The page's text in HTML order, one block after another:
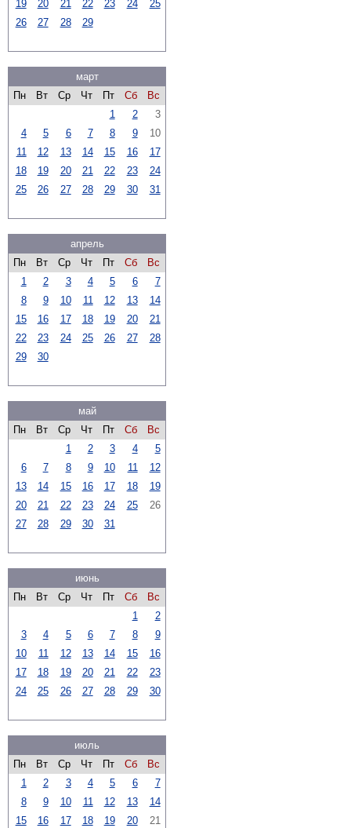
19 20 21 22 23 24
25
26
27 28 29
март
Пн
Вт Ср Чт Пт Сб
Вс
1
2
3
4
5 6 7 8 9
10
11
12 13 14 15 16
17
18
19 20 21 22 23
24
25
26 27 28 29 30 31
апрель
Пн
Вт Ср Чт Пт Сб
Вс
1
2 3 4 5 6
7
8
9 10 11 12 13
14
15
16 17 18 19 20
21
22
23 24 25 26 27
28
29
30
май
Пн
Вт Ср Чт Пт Сб
Вс
1
2 3 4
5
6
7 8 9 10 11
12
13
14 15 16 17 18
19
20
21 22 23 24 25
26
27
28 29 30 31
июнь
Пн
Вт Ср Чт Пт Сб
Вс
1
2
3
4 5 6 7 8
9
10
11 12 13 14 15
16
17
18 19 20 21 22
23
24
25 26 27 28 29 30
июль
Пн
Вт Ср Чт Пт Сб
Вс
1
2 3 4 5 6
7
8
9 10 11 12 13
14
15
16 17 18 19 20
21